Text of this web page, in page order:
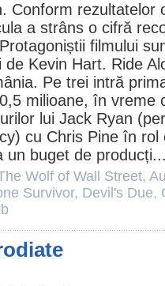
Conform rezultatelor
a strâns o cifră
filmului
Kevin Hart. Ride
Pe trei intră
milioane, în vreme
lui Jack Ryan
cu Chris Pine în rol
un buget de
Wolf of Wall Street,
Survivor, Devil's Due,